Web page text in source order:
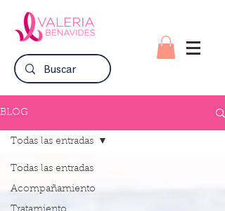
BLOG
Todas las entradas
Acompañamiento
Todas las entradas